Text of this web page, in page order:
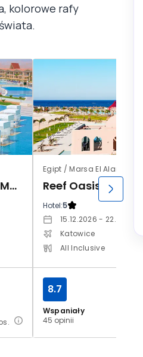
kolorowe rafy
Albatros Sea World Resort Marsa Alam
Egipt / Marsa El Alam
Reef Oasis
Hotel:5
15.12.2026 - 22.12.2026
Katowice
All Inclusive
Wspaniały
45 opinii
8.7